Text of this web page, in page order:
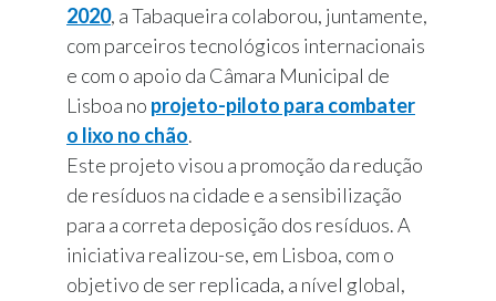
2020, a Tabaqueira colaborou, juntamente,
com parceiros tecnológicos internacionais
e com o apoio da Câmara Municipal de
Lisboa no projeto-piloto para combater
o lixo no chão.
Este projeto visou a promoção da redução
de resíduos na cidade e a sensibilização
para a correta deposição dos resíduos. A
iniciativa realizou-se, em Lisboa, com o
objetivo de ser replicada, a nível global,